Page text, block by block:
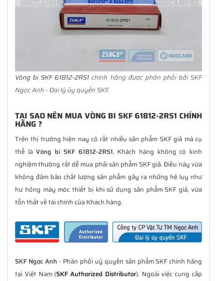
Vòng bi SKF 61812-2RS1 chính hãng được phân phối bởi SKF
Ngọc Anh - Đại lý ủy quyền SKF.
TẠI SAO NÊN MUA VÒNG BI SKF 61812-2RS1 CHÍNH
HÃNG ?
Trên thị trường hiện nay có rất nhiều sản phẩm SKF giả mà cụ
thể làVòng bi SKF 61812-2RS1. Khách hàng không có kinh
nghiệm thường rất dễ mua phải sản phẩm SKF giả. Điều này vừa
không đảm bảo chất lượng sản phẩm gây ra những hệ lụy như
hư hỏng máy móc thiết bị khi sử dụng sản phẩm SKF giả, vừa
tổn thất về tài chính của Khách hàng.
SKF Ngọc Anh - Phân phối uỷ quyền sản phẩm SKF chính hãng
tại Việt Nam (SKF Authorized Distributor). Ngoài việc cung cấp